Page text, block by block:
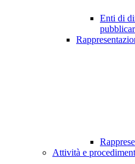
Enti di
Attività e